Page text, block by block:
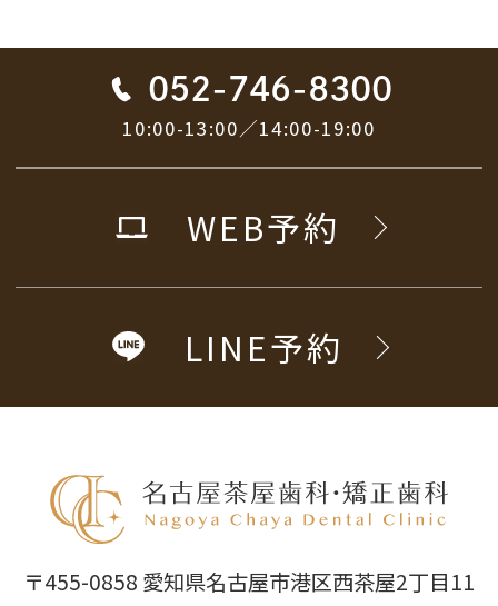
052-746-8300
10:00-13:00／14:00-19:00
WEB予約
LINE予約
〒455-0858 愛知県名古屋市港区西茶屋2丁目11